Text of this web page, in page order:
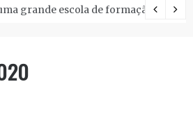
grande escola de formação.